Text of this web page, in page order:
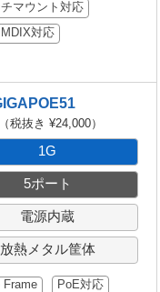
マウント対応
対応
税抜き ¥24,000）
1G
5ポート
電源内蔵
放熱メタル筐体
Frame
PoE対応